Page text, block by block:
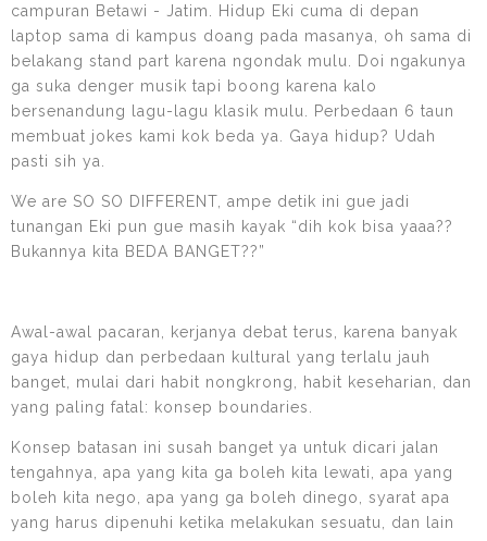
campuran Betawi - Jatim. Hidup Eki cuma di depan
laptop sama di kampus doang pada masanya, oh sama di
belakang stand part karena ngondak mulu. Doi ngakunya
ga suka denger musik tapi boong karena kalo
bersenandung lagu-lagu klasik mulu. Perbedaan 6 taun
membuat jokes kami kok beda ya. Gaya hidup? Udah
pasti sih ya.
We are SO SO DIFFERENT, ampe detik ini gue jadi
tunangan Eki pun gue masih kayak “dih kok bisa yaaa??
Bukannya kita BEDA BANGET??”
Awal-awal pacaran, kerjanya debat terus, karena banyak
gaya hidup dan perbedaan kultural yang terlalu jauh
banget, mulai dari habit nongkrong, habit keseharian, dan
yang paling fatal: konsep boundaries.
Konsep batasan ini susah banget ya untuk dicari jalan
tengahnya, apa yang kita ga boleh kita lewati, apa yang
boleh kita nego, apa yang ga boleh dinego, syarat apa
yang harus dipenuhi ketika melakukan sesuatu, dan lain